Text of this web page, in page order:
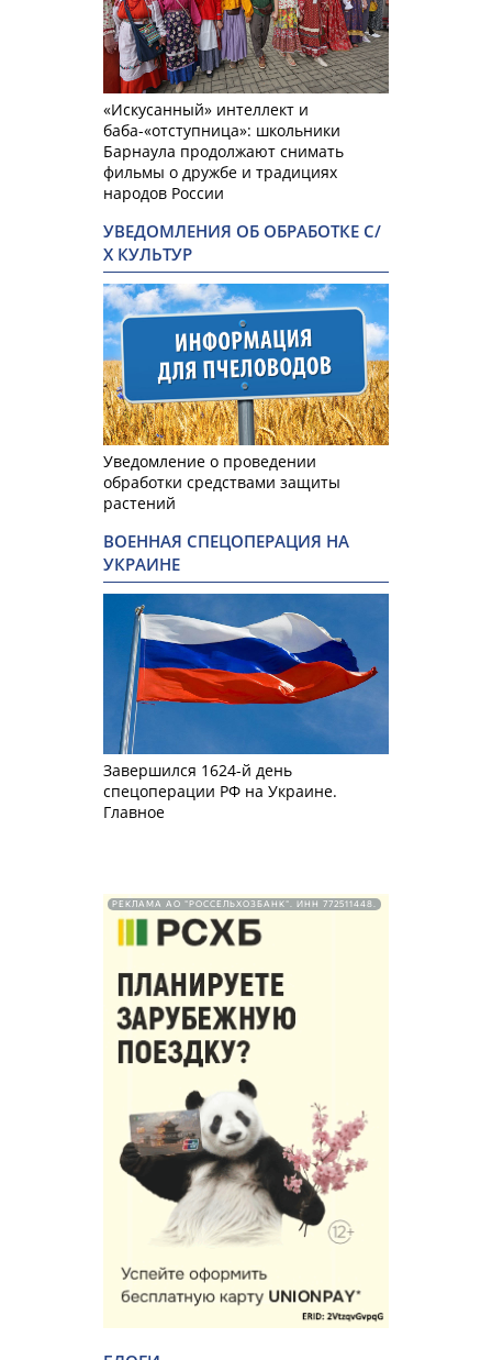
«Искусанный» интеллект и
баба-«отступница»: школьники
Барнаула продолжают снимать
фильмы о дружбе и традициях
народов России
УВЕДОМЛЕНИЯ ОБ ОБРАБОТКЕ С/
Х КУЛЬТУР
Уведомление о проведении
обработки средствами защиты
растений
ВОЕННАЯ СПЕЦОПЕРАЦИЯ НА
УКРАИНЕ
Завершился 1624-й день
спецоперации РФ на Украине.
Главное
РЕКЛАМА АО "РОССЕЛЬХОЗБАНК". ИНН 772511448.